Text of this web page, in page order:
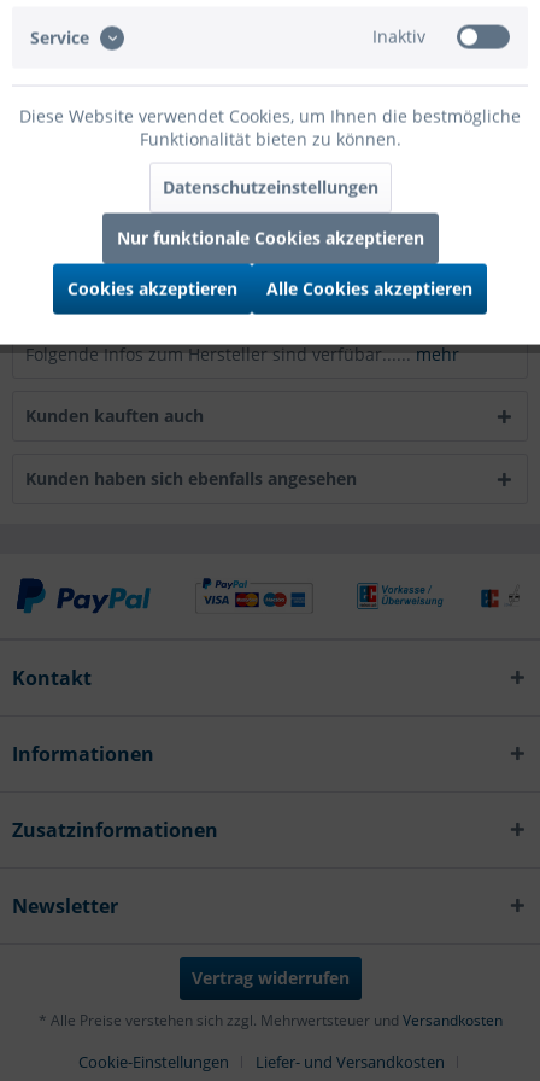
Beschreibung
Bewertungen
Bewertungen lesen, schreiben und diskutieren...mehr
Infos zum Hersteller
Folgende Infos zum Hersteller sind verfübar...... mehr
Kunden kauften auch
Kunden haben sich ebenfalls angesehen
Kontakt
Informationen
Zusatzinformationen
Newsletter
Vertrag widerrufen
* Alle Preise verstehen sich zzgl. Mehrwertsteuer und Versandkosten
Cookie-Einstellungen Liefer- und Versandkosten
Service Inaktiv
Diese Website verwendet Cookies, um Ihnen die bestmögliche
Funktionalität bieten zu können.
Datenschutzeinstellungen
Nur funktionale Cookies akzeptieren
Cookies akzeptieren Alle Cookies akzeptieren